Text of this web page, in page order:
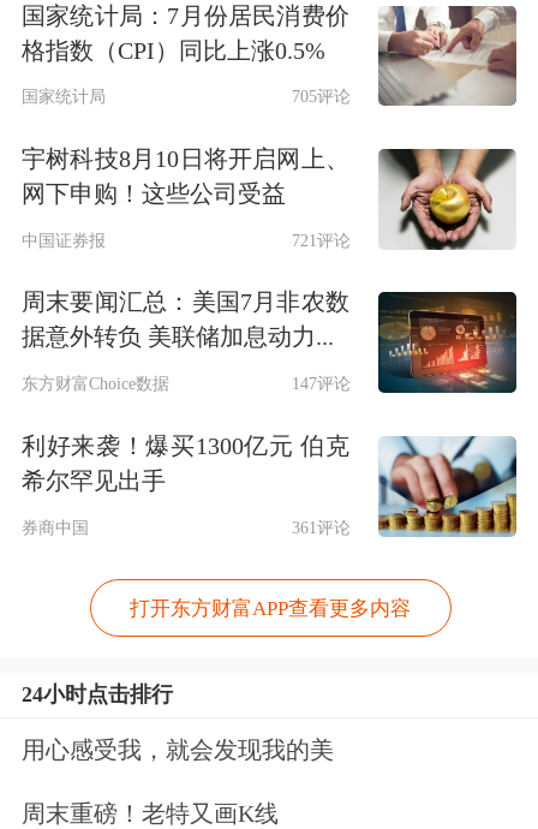
础设施。
值得注意的是，就在几天前，中国科大
郭光灿院士团队还与哈尔滨工业大学李
琼团队合作，在实用化量子密钥分发研
究方面取得重要进展。
据悉，相关团队突破量子态制备和单光
子探测技术在高速、高信噪比和集成度
单光子探测器，实现了超越超导探测系
统的安全密钥率纪录，验证了实现高性
路径。
这意味着，在金融交易、政务
源电力、数据中心、云计算
国家统计局：7月份居民消费价
格指数（CPI）同比上涨0.5%
国家统计局 705评论
宇树科技8月10日将开启网上、
网下申购！这些公司受益
中国证券报 721评论
周末要闻汇总：美国7月非农数
据意外转负 美联储加息动力...
东方财富Choice数据 147评论
利好来袭！爆买1300亿元 伯克
希尔罕见出手
券商中国 361评论
打开东方财富APP查看更多内容
24小时点击排行
用心感受我，就会发现我的美
周末重磅！老特又画K线